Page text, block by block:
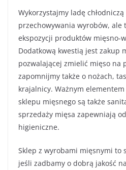
Wykorzystajmy ladę
przechowywania wyrobów, ale
ekspozycji produktów mięsno-
Dodatkową kwestią jest zakup
pozwalającej zmielić mięso na
zapomnijmy także o nożach,
krajalnicy. Ważnym
sklepu mięsnego są także
sprzedaży mięsa zapewniają
higieniczne.
Sklep z wyrobami mięsnymi to
jeśli zadbamy o dobrą jakość